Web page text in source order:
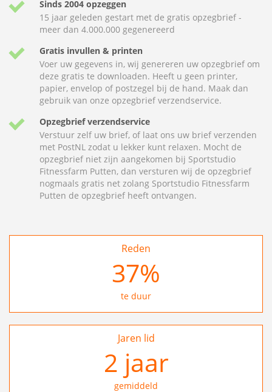
Sinds 2004 opzeggen
15 jaar geleden gestart met de gratis opzegbrief -
meer dan 4.000.000 gegenereerd
Gratis invullen & printen
Voer uw gegevens in, wij genereren uw opzegbrief om
deze gratis te downloaden. Heeft u geen printer,
papier, envelop of postzegel bij de hand. Maak dan
gebruik van onze opzegbrief verzendservice.
Opzegbrief verzendservice
Verstuur zelf uw brief, of laat ons uw brief verzenden
met PostNL zodat u lekker kunt relaxen. Mocht de
opzegbrief niet zijn aangekomen bij Sportstudio
Fitnessfarm Putten, dan versturen wij de opzegbrief
nogmaals gratis net zolang Sportstudio Fitnessfarm
Putten de opzegbrief heeft ontvangen.
Reden
37%
te duur
Jaren lid
2 jaar
gemiddeld